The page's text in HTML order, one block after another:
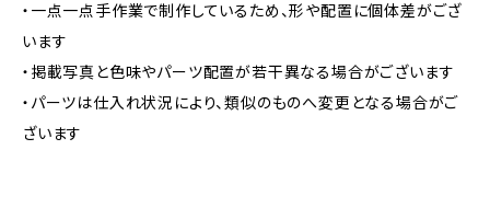
・一点一点手作業で制作しているため、形や配置に個体差がござ
います
・掲載写真と色味やパーツ配置が若干異なる場合がございます
・パーツは仕入れ状況により、類似のものへ変更となる場合がご
ざいます